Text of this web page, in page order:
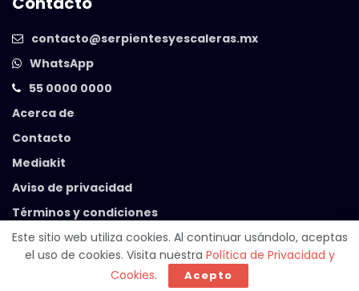
contacto@serpientesyescaleras.mx
WhatsApp
55 0000 0000
Acerca de
Contacto
Mediakit
Aviso de privacidad
Términos y condiciones
© 2025 Serpientes y Escaleras. Powered by
Este sitio web utiliza cookies. Al continuar usándolo, aceptas
el uso de cookies. Visita nuestra Política de Privacidad y
Cookies. Acepto